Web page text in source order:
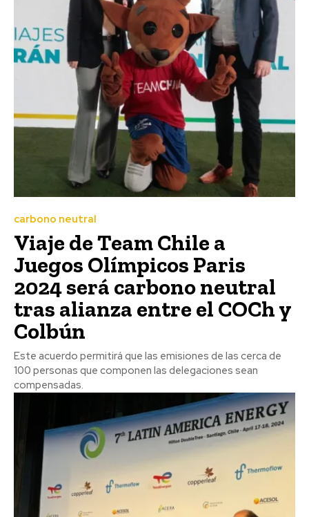
carbono neutral
Viaje de Team Chile a
Juegos Olímpicos Paris
2024 será carbono neutral
tras alianza entre el COCh y
Colbún
Este acuerdo permitirá que las emisiones de las cerca de
100 personas que componen las delegaciones sean
compensadas.